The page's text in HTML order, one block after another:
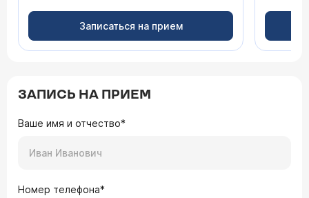
Записаться на прием
ЗАПИСЬ НА ПРИЕМ
Ваше имя и отчество*
Номер телефона*